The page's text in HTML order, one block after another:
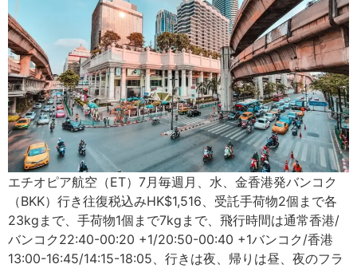
エチオピア航空（ET）7月毎週月、水、金香港発バンコク
（BKK）行き往復税込みHK$1,516、受託手荷物2個まで各
23kgまで、手荷物1個まで7kgまで、飛行時間は通常香港/
バンコク22:40-00:20 +1/20:50-00:40 +1バンコク/香港
13:00-16:45/14:15-18:05、行きは夜、帰りは昼、夜のフラ